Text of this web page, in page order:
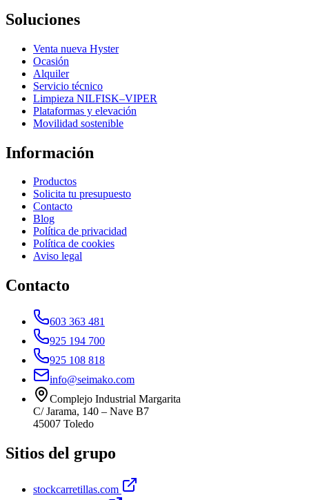
Soluciones
Venta nueva Hyster
Ocasión
Alquiler
Servicio técnico
Limpieza NILFISK–VIPER
Plataformas y elevación
Movilidad sostenible
Información
Productos
Solicita tu presupuesto
Contacto
Blog
Política de privacidad
Política de cookies
Aviso legal
Contacto
603 363 481
925 194 700
925 108 818
info@seimako.com
Complejo Industrial Margarita
C/ Jarama, 140 – Nave B7
45007 Toledo
Sitios del grupo
stockcarretillas.com